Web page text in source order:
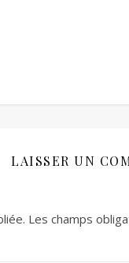
LAISSER UN
Les champs